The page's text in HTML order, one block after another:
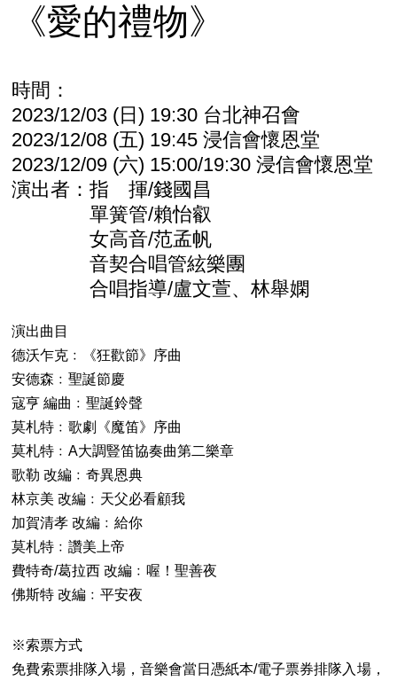
《愛的禮物》
時間：
2023/12/03 (日) 19:30 台北神召會
2023/12/08 (五) 19:45 浸信會懷恩堂
2023/12/09 (六) 15:00/19:30 浸信會懷恩堂
演出者：指 揮/錢國昌
單簧管/賴怡叡
女高音/范孟帆
音契合唱管絃樂團
合唱指導/盧文萱、林舉嫻
演出曲目
德沃乍克﹕《狂歡節》序曲
安德森﹕聖誕節慶
寇亨 編曲﹕聖誕鈴聲
莫札特﹕歌劇《魔笛》序曲
莫札特﹕A大調豎笛協奏曲第二樂章
歌勒 改編﹕奇異恩典
林京美 改編﹕天父必看顧我
加賀清孝 改編﹕給你
莫札特﹕讚美上帝
費特奇/葛拉西 改編﹕喔！聖善夜
佛斯特 改編﹕平安夜
※索票方式
免費索票排隊入場，音樂會當日憑紙本/電子票券排隊入場，